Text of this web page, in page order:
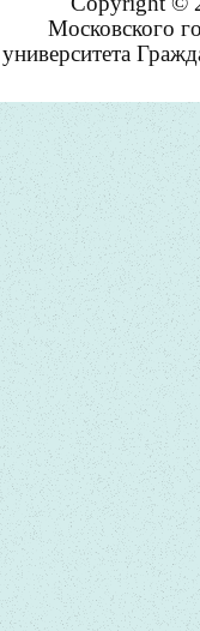
Московского
университета